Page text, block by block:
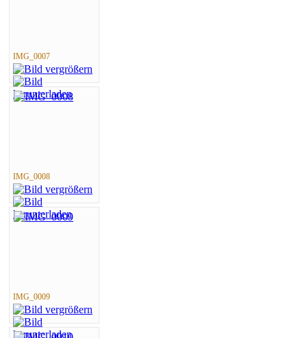
IMG_0007
IMG_0008
IMG_0009